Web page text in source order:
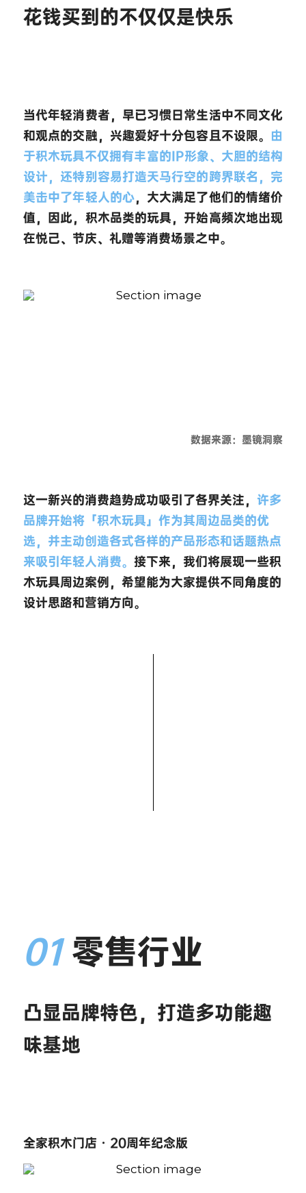
花钱买到的不仅仅是快乐
当代年轻消费者，早已习惯日常生活中不同文化
和观点的交融，兴趣爱好十分包容且不设限。 由
于积木玩具不仅拥有丰富的IP形象、大胆的结构
设计，还特别容易打造天马行空的跨界联名，完
美击中了年轻人的心，大大满足了他们的情绪价
值，因此，积木品类的玩具，开始高频次地出现
在悦己、节庆、礼赠等消费场景之中。
数据来源：墨镜洞察
这一新兴的消费趋势成功吸引了各界关注， 许多
品牌开始将「积木玩具」作为其周边品类的优
选，并主动创造各式各样的产品形态和话题热点
来吸引年轻人消费。 接下来，我们将展现一些积
木玩具周边案例，希望能为大家提供不同角度的
设计思路和营销方向。
01 零售行业
凸显品牌特色，打造多功能趣
味基地
全家积木门店 · 20周年纪念版